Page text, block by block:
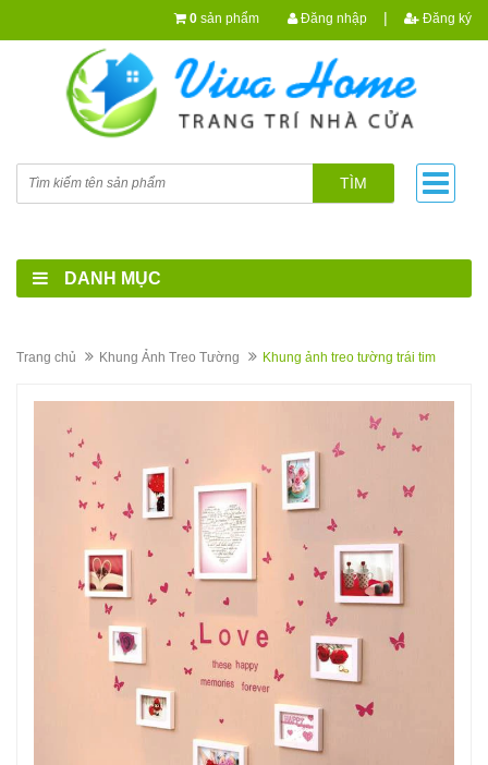
0 sản phẩm Đăng nhập | Đăng ký
TÌM
DANH MỤC
Trang chủ Khung Ảnh Treo Tường Khung ảnh treo tường trái tim